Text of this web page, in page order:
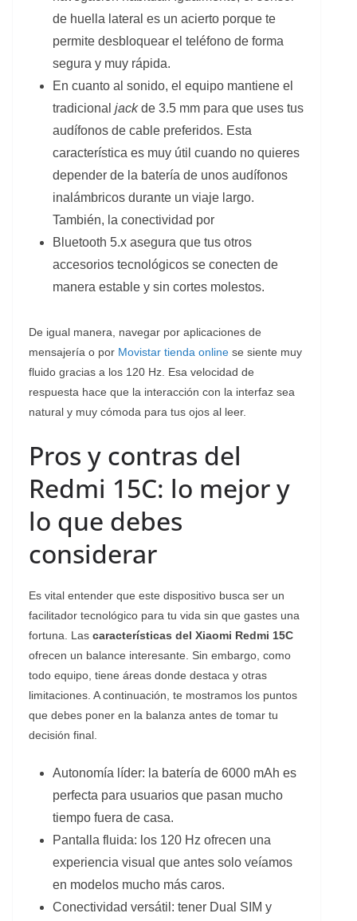
de huella lateral es un acierto porque te
permite desbloquear el teléfono de forma
segura y muy rápida.
En cuanto al sonido, el equipo mantiene el
tradicional jackde 3.5 mm para que uses tus
audífonos de cable preferidos. Esta
característica es muy útil cuando no quieres
depender de la batería de unos audífonos
inalámbricos durante un viaje largo.
También, la conectividad por
Bluetooth 5.x asegura que tus otros
accesorios tecnológicos se conecten de
manera estable y sin cortes molestos.
De igual manera, navegar por aplicaciones de
mensajería o por Movistar tienda online se siente muy
fluido gracias a los 120 Hz. Esa velocidad de
respuesta hace que la interacción con la interfaz sea
natural y muy cómoda para tus ojos al leer.
Pros y contras del
Redmi 15C: lo mejor y
lo que debes
considerar
Es vital entender que este dispositivo busca ser un
facilitador tecnológico para tu vida sin que gastes una
fortuna. Las características del Xiaomi Redmi 15C
ofrecen un balance interesante. Sin embargo, como
todo equipo, tiene áreas donde destaca y otras
limitaciones. A continuación, te mostramos los puntos
que debes poner en la balanza antes de tomar tu
decisión final.
Autonomía líder: la batería de 6000 mAh es
perfecta para usuarios que pasan mucho
tiempo fuera de casa.
Pantalla fluida: los 120 Hz ofrecen una
experiencia visual que antes solo veíamos
en modelos mucho más caros.
Conectividad versátil: tener Dual SIM y